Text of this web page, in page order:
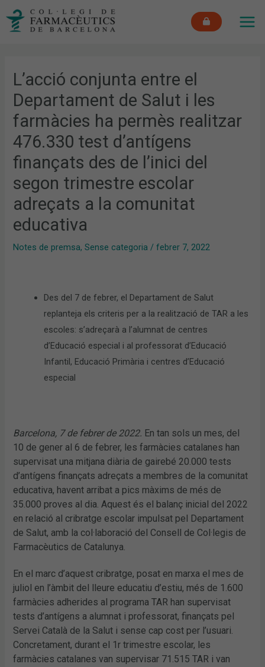
L’acció conjunta entre el
Departament de Salut i les
farmàcies ha permès realitzar
476.330 test d’antígens
finançats des de l’inici del
segon trimestre escolar
adreçats a la comunitat
educativa
Notes de premsa,Sense categoria /febrer 7, 2022
Des del 7 de febrer, el Departament de Salut
replanteja els criteris per a la realització de TAR a les
escoles: s’adreçarà a l’alumnat de centres
d’Educació especial i al professorat d’Educació
Infantil, Educació Primària i centres d’Educació
especial
Barcelona, 7 de febrer de 2022. En tan sols un mes, del
10 de gener al 6 de febrer, les farmàcies catalanes han
supervisat una mitjana diària de gairebé 20.000 tests
d’antígens finançats adreçats a membres de la comunitat
educativa, havent arribat a pics màxims de més de
35.000 proves al dia. Aquest és el balanç inicial del 2022
en relació al cribratge escolar impulsat pel Departament
de Salut, amb la col·laboració del Consell de Col·legis de
Farmacèutics de Catalunya.
En el marc d’aquest cribratge, posat en marxa el mes de
juliol en l’àmbit del lleure educatiu d’estiu, més de 1.600
farmàcies adherides al programa TAR han supervisat
tests d’antígens a alumnat i professorat, finançats pel
Servei Català de la Salut i sense cap cost per l’usuari.
Concretament, durant el 1r trimestre escolar, les
farmàcies catalanes van supervisar 71.515 TAR i van